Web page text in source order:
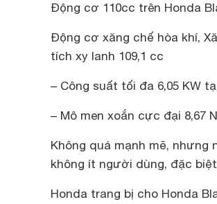
Động cơ 110cc trên Honda
Động cơ xăng chế hòa khí,
tích xy lanh 109,1 cc
– Công suất tối đa 6,05 KW
– Mô men xoắn cực đại 8,67
Không quá mạnh mẽ, nhưng
không ít người dùng, đặc
Honda trang bị cho Honda